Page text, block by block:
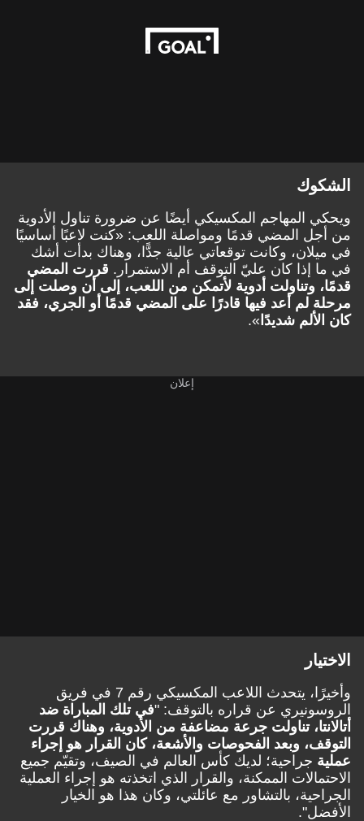
الشكوك
ويحكي المهاجم المكسيكي أيضًا عن ضرورة تناول الأدوية
من أجل المضي قدمًا ومواصلة اللعب: «كنت لاعبًا أساسيًا
في ميلان، وكانت توقعاتي عالية جدًّا، وهناك بدأت أشك
في ما إذا كان عليّ التوقف أم الاستمرار. قررت المضي
قدمًا، وتناولت أدوية لأتمكن من اللعب، إلى أن وصلت إلى
مرحلة لم أعد فيها قادرًا على المضي قدمًا أو الجري، فقد
كان الألم شديدًا ».
الاختيار
وأخيرًا، يتحدث اللاعب المكسيكي رقم 7 في فريق
الروسونيري عن قراره بالتوقف: "في تلك المباراة ضد
أتالانتا، تناولت جرعة مضاعفة من الأدوية، وهناك قررت
التوقف، وبعد الفحوصات والأشعة، كان القرار هو إجراء
عملية جراحية؛ لديك كأس العالم في الصيف، وتقيّم جميع
الاحتمالات الممكنة، والقرار الذي اتخذته هو إجراء العملية
الجراحية، بالتشاور مع عائلتي، وكان هذا هو الخيار
الأفضل".